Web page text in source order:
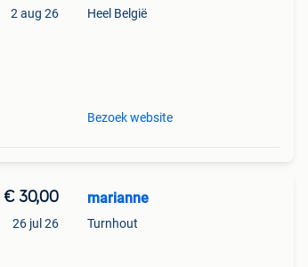
2 aug 26 Heel België
Bezoek website
€ 30,00
26 jul 26
marianne
Turnhout